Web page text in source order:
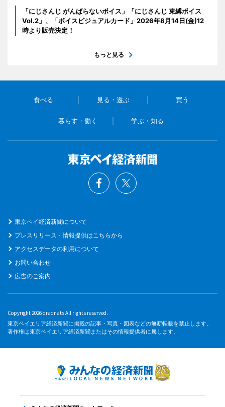
「にじさんじ がんばらないボイス」「にじさんじ 束縛ボイス
Vol.2」、「ボイスビジュアルカード」2026年8月14日(金)12
時より販売決定！
もっと見る
食べる 見る・遊ぶ 買う
暮らす・働く 学ぶ・知る
東京ベイ経済新聞について
プレスリリース・情報提供はこちらから
アクセスデータの利用について
お問い合わせ
広告のご案内
Copyright 2026 dradnats All rights reserved.
東京ベイエリア経済新聞に掲載の記事・写真・図表などの無断転載を禁止します。
著作権は東京ベイエリア経済新聞またはその情報提供者に属します。